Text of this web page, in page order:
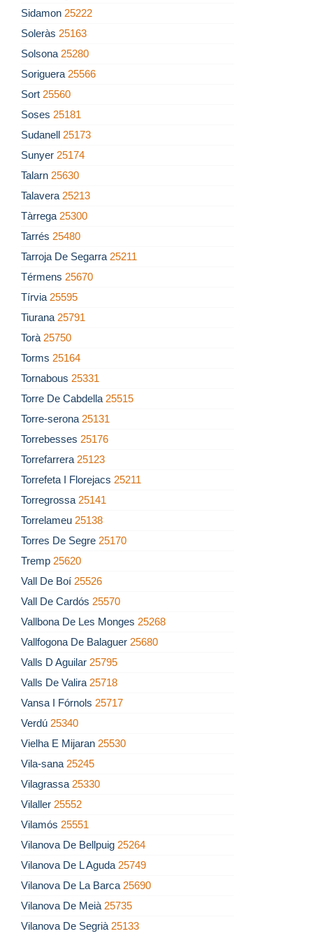
Sidamon 25222
Soleràs 25163
Solsona 25280
Soriguera 25566
Sort 25560
Soses 25181
Sudanell 25173
Sunyer 25174
Talarn 25630
Talavera 25213
Tàrrega 25300
Tarrés 25480
Tarroja De Segarra 25211
Térmens 25670
Tírvia 25595
Tiurana 25791
Torà 25750
Torms 25164
Tornabous 25331
Torre De Cabdella 25515
Torre-serona 25131
Torrebesses 25176
Torrefarrera 25123
Torrefeta I Florejacs 25211
Torregrossa 25141
Torrelameu 25138
Torres De Segre 25170
Tremp 25620
Vall De Boí 25526
Vall De Cardós 25570
Vallbona De Les Monges 25268
Vallfogona De Balaguer 25680
Valls D Aguilar 25795
Valls De Valira 25718
Vansa I Fórnols 25717
Verdú 25340
Vielha E Mijaran 25530
Vila-sana 25245
Vilagrassa 25330
Vilaller 25552
Vilamós 25551
Vilanova De Bellpuig 25264
Vilanova De L Aguda 25749
Vilanova De La Barca 25690
Vilanova De Meià 25735
Vilanova De Segrià 25133